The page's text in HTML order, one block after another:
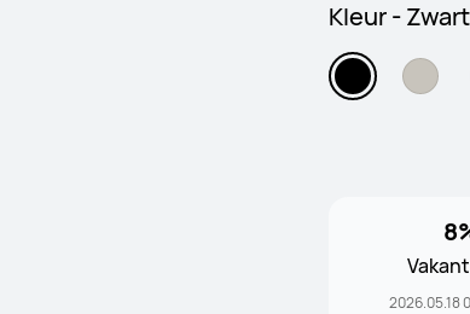
Kleur -
2026.05.18